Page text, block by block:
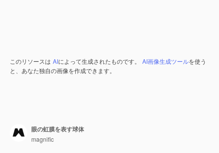
このリソースは AIによって生成されたものです。 AI画像生成ツールを使う
と、あなた独自の画像を作成できます。
眼の虹膜を表す球体
magnific